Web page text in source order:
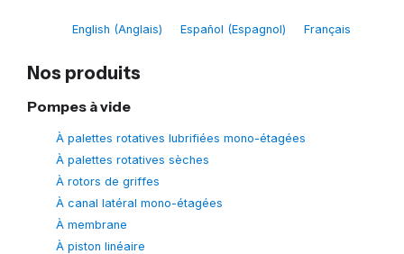
English (Anglais) Español (Espagnol) Français
Nos produits
Pompes à vide
À palettes rotatives lubrifiées mono-étagées
À palettes rotatives sèches
À rotors de griffes
À canal latéral mono-étagées
À membrane
À piston linéaire